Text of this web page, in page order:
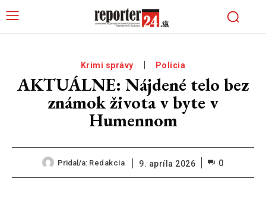
Krimi správy Polícia
AKTUÁLNE: Nájdené telo bez
známok života v byte v
Humennom
Pridal/a: Redakcia 9. apríla 2026 0